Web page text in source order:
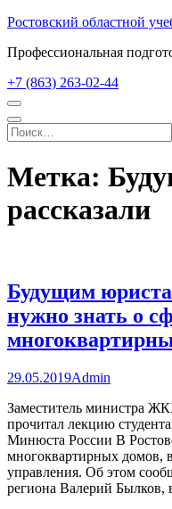
Перейти
содержимому
Enter)
Ростовский областной
Профессиональная
+7 (863) 263-02-44
Найти:
Метка:
рассказали
Будущим
нужно знать о
29.05.2019Admin
Заместитель министра
прочитал лекцию
Минюста России В
многоквартирных домов,
управления. Об этом
региона Валерий Былков,